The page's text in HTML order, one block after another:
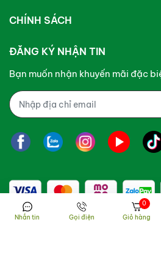
CHÍNH SÁCH
ĐĂNG KÝ NHẬN TIN
Bạn muốn nhận khuyến mãi đặc
Nhắn tin Gọi điện
0
Giỏ hàng